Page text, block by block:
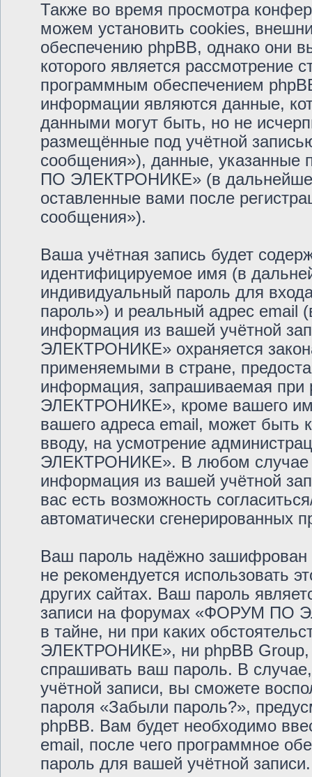
Также во время просмотра
можем установить cookies,
обеспечению phpBB, однако они
которого является рассмотрение
программным обеспечением
информации являются данные,
данными могут быть, но не
размещённые под учётной
сообщения»), данные, указанные
ПО ЭЛЕКТРОНИКЕ» (в
оставленные вами после
сообщения»).
Ваша учётная запись будет
идентифицируемое имя (в
индивидуальный пароль для
пароль») и реальный адрес
информация из вашей учётной
ЭЛЕКТРОНИКЕ» охраняется
применяемыми в стране,
информация, запрашиваемая
ЭЛЕКТРОНИКЕ», кроме вашего
вашего адреса email, может быть
вводу, на усмотрение
ЭЛЕКТРОНИКЕ». В любом случае
информация из вашей учётной
вас есть возможность
автоматически сгенерированных
Ваш пароль надёжно
не рекомендуется использовать
других сайтах. Ваш пароль
записи на форумах «ФОРУМ ПО
в тайне, ни при каких
ЭЛЕКТРОНИКЕ», ни phpBB Group,
спрашивать ваш пароль. В
учётной записи, вы сможете
пароля «Забыли пароль?»,
phpBB. Вам будет необходимо
email, после чего программное
пароль для вашей учётной записи.